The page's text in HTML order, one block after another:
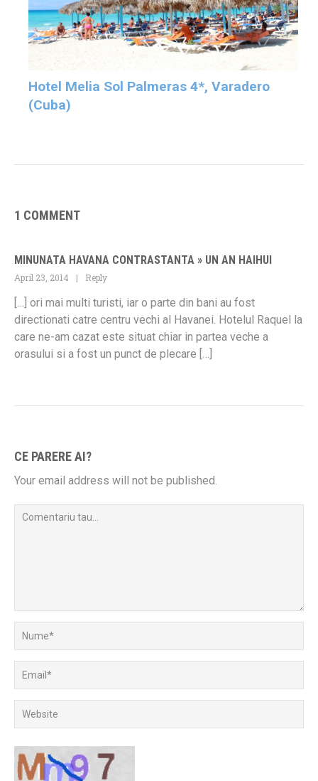
Hotel Melia Sol Palmeras 4*, Varadero
(Cuba)
1 COMMENT
MINUNATA HAVANA CONTRASTANTA » UN AN HAIHUI
April 23, 2014 Reply
[…] ori mai multi turisti, iar o parte din bani au fost
directionati catre centru vechi al Havanei. Hotelul Raquel la
care ne-am cazat este situat chiar in partea veche a
orasului si a fost un punct de plecare […]
CE PARERE AI?
Your email address will not be published.